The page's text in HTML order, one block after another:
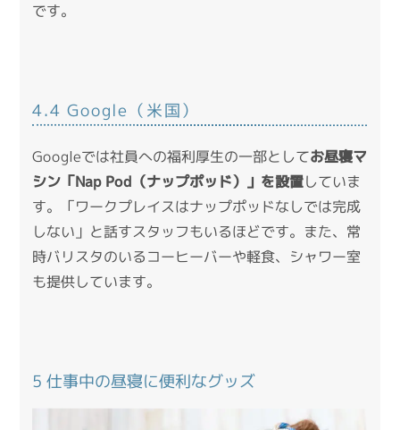
です。
4.4 Google（米国）
Googleでは社員への福利厚生の一部としてお昼寝マ
シン「Nap Pod（ナップポッド）」を設置していま
す。「ワークプレイスはナップポッドなしでは完成
しない」と話すスタッフもいるほどです。また、常
時バリスタのいるコーヒーバーや軽食、シャワー室
も提供しています。
5 仕事中の昼寝に便利なグッズ